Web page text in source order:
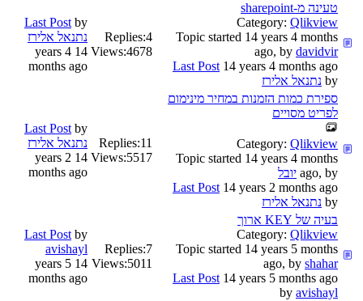
טעינה מ-sharepoint
Category: Qlikview
Topic started 14 years 4 months
ago, by davidvir
Last Post 14 years 4 months ago
by נתנאל אלירז
Replies:4
Views:4678
Last Post by
נתנאל אלירז
14 years 4
months ago
ספירת כמות הזמנות במחיר מינימום
לפריט מסויים
Category: Qlikview
Topic started 14 years 4 months
ago, by יובל
Last Post 14 years 2 months ago
by נתנאל אלירז
Replies:11
Views:5517
Last Post by
נתנאל אלירז
14 years 2
months ago
בעיה של KEY ארוך
Category: Qlikview
Topic started 14 years 5 months
ago, by shahar
Last Post 14 years 5 months ago
by avishayl
Replies:7
Views:5011
Last Post by
avishayl
14 years 5
months ago